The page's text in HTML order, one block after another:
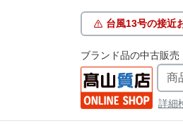
台風13号の接近
ブランド品の中古販
詳細